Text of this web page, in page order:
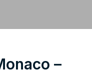
–